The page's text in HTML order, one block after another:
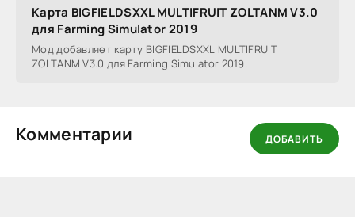
Карта BIGFIELDSXXL MULTIFRUIT ZOLTANM V3.0
для Farming Simulator 2019
Мод добавляет карту BIGFIELDSXXL MULTIFRUIT
ZOLTANM V3.0 для Farming Simulator 2019.
Комментарии ДОБАВИТЬ